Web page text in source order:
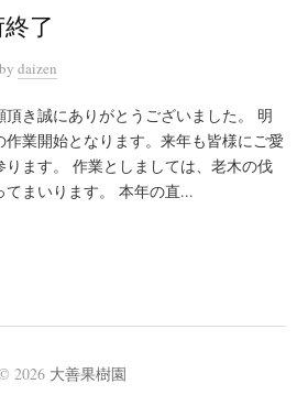
了
by daizen
き誠にありがとうございました。 明
作業開始となります。来年も皆様にご愛
ります。 作業としましては、老木の伐
まいります。 本年の直...
2026 大善果樹園